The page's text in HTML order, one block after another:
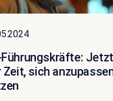
Führungskräfte:
Zeit, sich